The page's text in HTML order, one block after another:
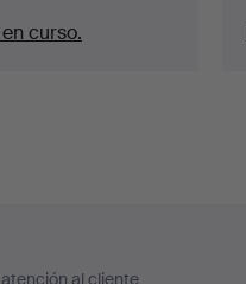
curso.
al cliente